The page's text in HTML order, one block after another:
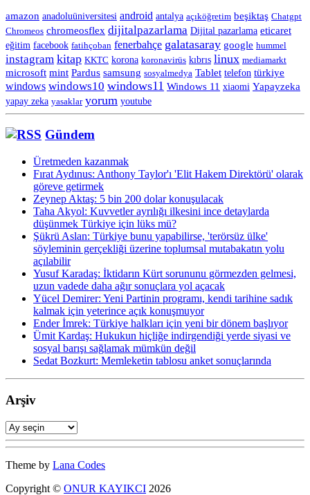
amazon anadoluüniversitesi android antalya açıköğretim beşiktaş Chatgpt
Chromeos chromeosflex dijitalpazarlama Dijital pazarlama eticaret
eğitim facebook fatihçoban fenerbahçe galatasaray google hummel
instagram kitap KKTC korona koronavirüs kıbrıs linux mediamarkt
microsoft mint Pardus samsung sosyalmedya Tablet telefon türkiye
windows windows10 windows11 Windows 11 xiaomi Yapayzeka
yapay zeka yasaklar yorum youtube
Gündem
Üretmeden kazanmak
Fırat Aydınus: Anthony Taylor'ı 'Elit Hakem Direktörü' olarak
göreve getirmek
Zeynep Aktaş: 5 bin 200 dolar konuşulacak
Taha Akyol: Kuvvetler ayrılığı ilkesini ince detaylarda
düşünmek Türkiye için lüks mü?
Şükrü Aslan: Türkiye bunu yapabilirse, 'terörsüz ülke'
söyleminin gerçekliği üzerine toplumsal mutabakatın yolu
açılabilir
Yusuf Karadaş: İktidarın Kürt sorununu görmezden gelmesi,
uzun vadede daha ağır sonuçlara yol açacak
Yücel Demirer: Yeni Partinin programı, kendi tarihine sadık
kalmak için yeterince açık konuşmuyor
Ender İmrek: Türkiye halkları için yeni bir dönem başlıyor
Ümit Kardaş: Hukukun hiçliğe indirgendiği yerde siyasi ve
sosyal barışı sağlamak mümkün değil
Sedat Bozkurt: Memleketin tablosu anket sonuçlarında
Arşiv
Arşiv
Theme by Lana Codes
Copyright © ONUR KAYIKCI 2026